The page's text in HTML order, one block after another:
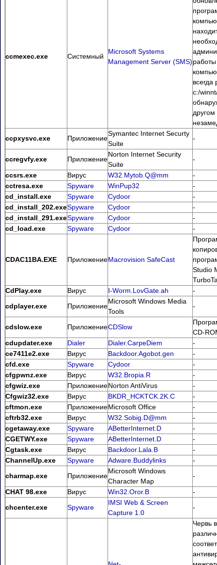
ccmexec.exe Системный
Microsoft Systems
Management Server (SMS)
всегда
c:/
другом
ccpxysvc.exe
Приложение
Symantec Internet Securty
Suite
-
ccregvfy.exe Приложение
Norton Internet Security
Suite
-
ccsrs.exe Вирус W32.Mytob.Q@mm
-
cctresa.exe
Spyware WinPup32
-
cd_install.exe
Spyware Cydoor
-
cd_install_202.exeSpyware Cydoor
-
cd_install_291.exeSpyware Cydoor
-
cd_load.exe
Spyware Cydoor -
CDAC11BA.EXE ПриложениеMacrovision SafeCast
Studio
CdPlay.exe
Вирус I-Worm.LovGate.ah
-
cdplayer.exe
Приложение
Microsoft Windows Media
Tools
-
cdslow.exe ПриложениеCDSlow
CD-
cdupdater.exe
Dialer Dialer.CarpeDiem
-
ce7411e2.exe
Вирус Backdoor.Agobot.gen
-
cfd.exe
Spyware Cydoor
-
cfgpwnz.exe
Вирус W32.Bropia.R
-
cfgwiz.exe
ПриложениеNorton AntiVirus
-
Cfgwiz32.exe
Вирус BKDR_HCKTCK.2K.C
-
cftmon.exe
ПриложениеMicrosoft Office
-
cftrb32.exe
Вирус W32.Sobig.D@mm
-
cgetaway.exe
Spyware ABetterInternet.D
-
CGETWY.exe
Spyware ABetterInternet.D
-
Cgtask.exe
Вирус Backdoor.Lala.B
-
ChannelUp.exe
Spyware Adware.Buddylinks
-
charmap.exe
Приложение
Microsoft Windows
Character Map
-
CHAT 98.exe Вирус Win32.Oror.B
-
chcenter.exe
Spyware
IMSI Web & Screen
Capture 1.0
-
Червь